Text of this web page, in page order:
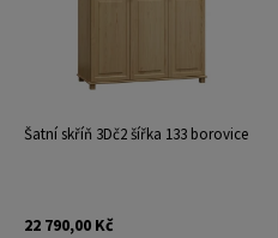
Šatní skříň 3Dč2 šířka 133 borovice
22 790,00 Kč